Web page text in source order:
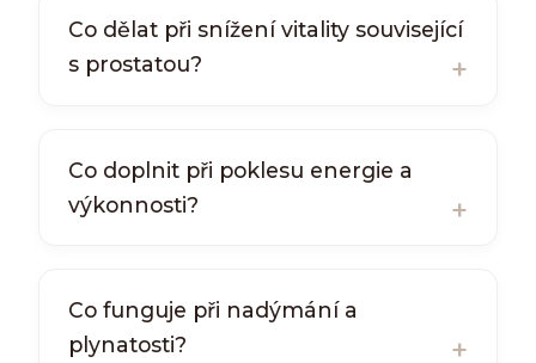
Co dělat při snížení vitality související
s prostatou?
Co doplnit při poklesu energie a
výkonnosti?
Co funguje při nadýmání a
plynatosti?